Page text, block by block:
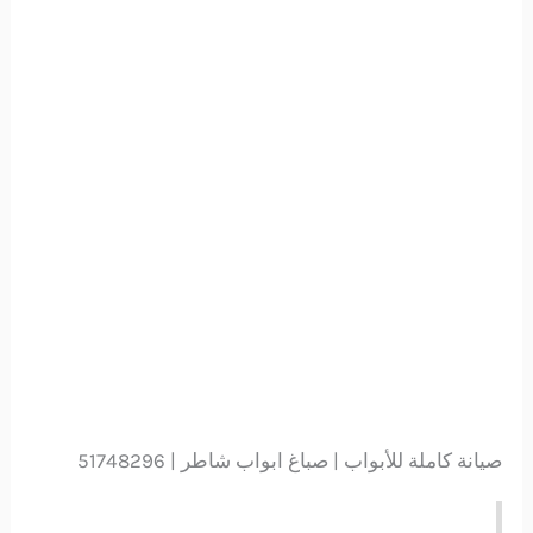
صيانة كاملة للأبواب | صباغ ابواب شاطر | 51748296